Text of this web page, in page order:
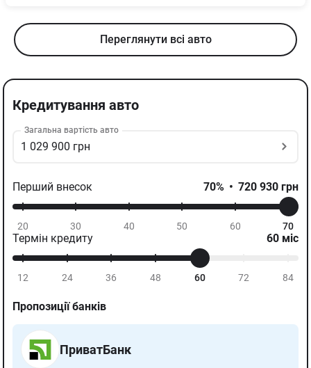
Переглянути всі авто
Кредитування авто
Загальна вартість авто
1 029 900 грн
Перший внесок 70% • 720 930 грн
20 30 40 50 60 70
Термін кредиту 60 міс
12 24 36 48 60 72 84
Пропозиції банків
ПриватБанк